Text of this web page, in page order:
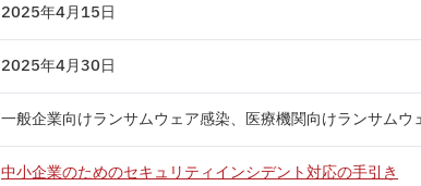
2025年4月15日
2025年4月30日
一般企業向けランサムウェア感染、医療機関向けランサムウ
中小企業のためのセキュリティインシデント対応の手引き